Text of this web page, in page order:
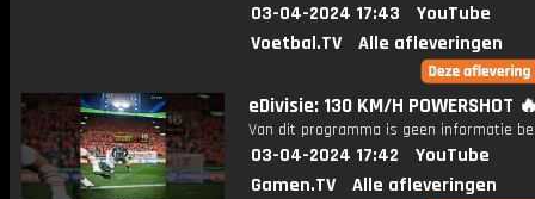
03-04-2024 17:43
YouTube
Voetbal.TV
Alle afleveringen
eDivisie: 130 KM/H POWERSHOT
Van dit programma is geen informatie
03-04-2024 17:42
YouTube
Gamen.TV
Alle afleveringen